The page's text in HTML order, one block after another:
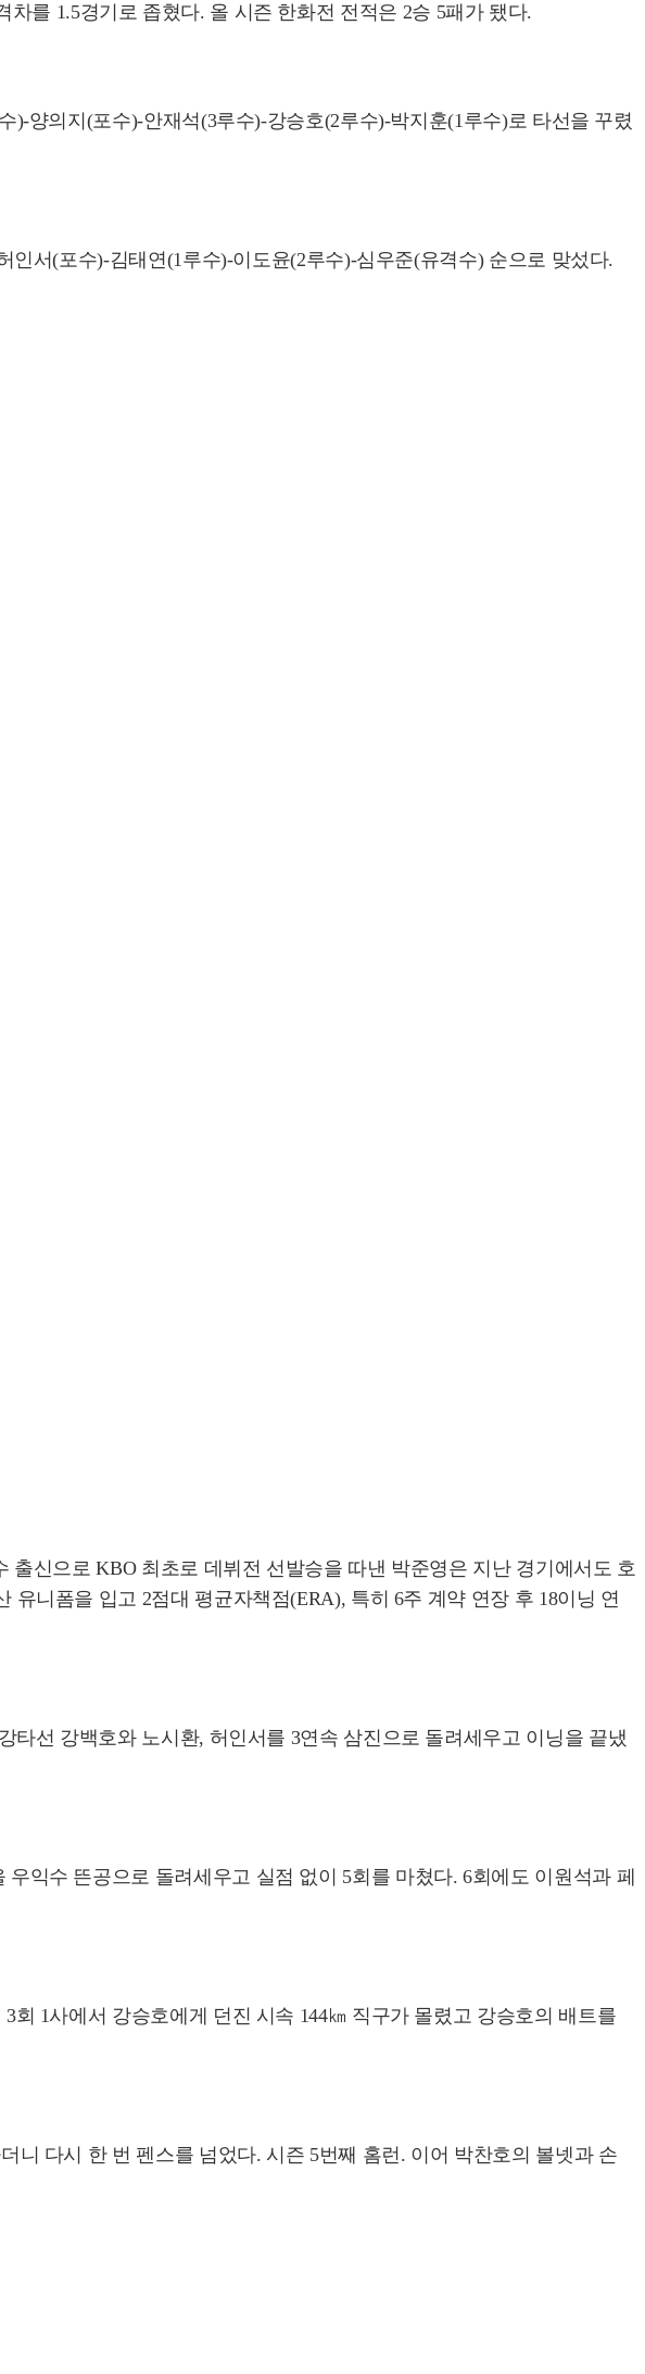
를 1.5경기로 좁혔다. 올 시즌 한화전 전적은 2승 5패가 됐다.
양의지(포수)-안재석(3루수)-강승호(2루수)-박지훈(1루수)로 타선을 꾸렸
서(포수)-김태연(1루수)-이도윤(2루수)-심우준(유격수) 순으로 맞섰다.
출신으로 KBO 최초로 데뷔전 선발승을 따낸 박준영은 지난 경기에서도 호
니폼을 입고 2점대 평균자책점(ERA), 특히 6주 계약 연장 후 18이닝 연
선 강백호와 노시환, 허인서를 3연속 삼진으로 돌려세우고 이닝을 끝냈
익수 뜬공으로 돌려세우고 실점 없이 5회를 마쳤다. 6회에도 이원석과 페
1사에서 강승호에게 던진 시속 144㎞ 직구가 몰렸고 강승호의 배트를
니 다시 한 번 펜스를 넘었다. 시즌 5번째 홈런. 이어 박찬호의 볼넷과 손